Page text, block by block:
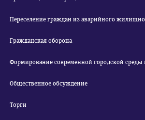
Переселение граждан из аварийного
Гражданская оборона
Формирование современной городской
Общественное обсуждение
Торги